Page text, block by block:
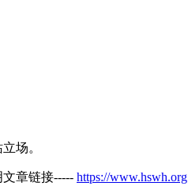
场。
章链接----- https://